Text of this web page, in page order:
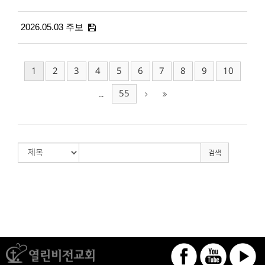
2026.05.03 주보
1 2 3 4 5 6 7 8 9 10
... 55
검색